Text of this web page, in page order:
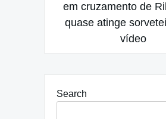
em cruzamento de
quase atinge
vídeo
Search